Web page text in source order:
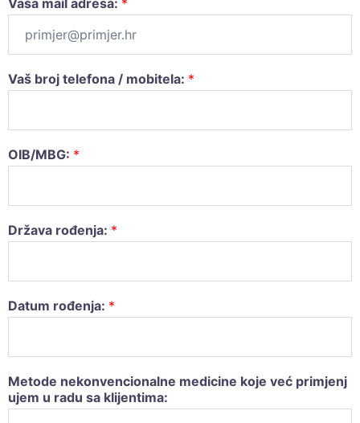
Vaš broj telefona / mobitela: *
OIB/MBG: *
Država rođenja: *
Datum rođenja: *
Metode nekonvencionalne medicine koje već primjenj
ujem u radu sa klijentima: